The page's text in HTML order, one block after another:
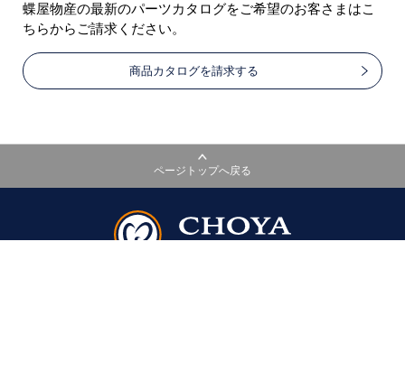
蝶屋物産の最新のパーツカタログをご希望のお客さまはこ
ちらからご請求ください。
商品カタログを請求する
ページトップへ戻る